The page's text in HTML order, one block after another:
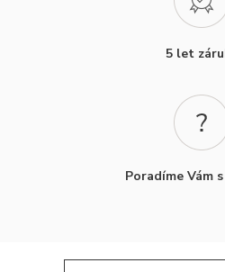
5 let
Poradíme Vám